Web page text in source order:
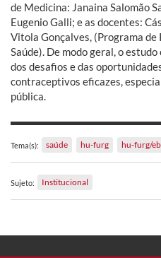
de Medicina: Janaina Salomão
Eugenio Galli; e as docentes:
Vitola Gonçalves, (Programa de
Saúde). De modo geral, o
dos desafios e das
contraceptivos eficazes,
pública.
Tema(s): saúde hu-furg hu-furg/
Sujeto: Institucional